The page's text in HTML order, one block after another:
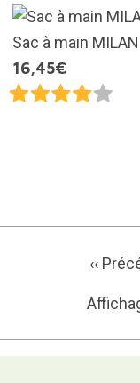
Sac à main MILAN
16,45€
‹‹